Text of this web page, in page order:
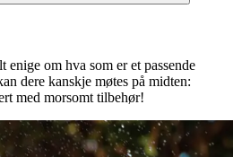
om hva som er et passende
dere kanskje møtes på midten:
med morsomt tilbehør!